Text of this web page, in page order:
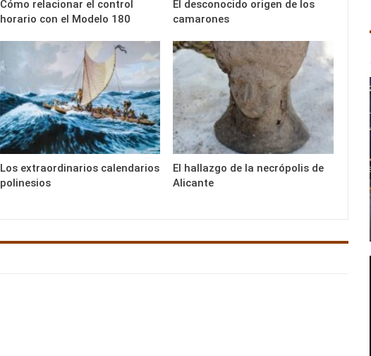
Cómo relacionar el control
horario con el Modelo 180
El desconocido origen de los
camarones
Los extraordinarios calendarios
polinesios
El hallazgo de la necrópolis de
Alicante